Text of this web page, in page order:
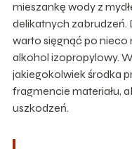
mieszankę wody z
delikatnych zabrudzeń.
warto sięgnąć po nieco
alkohol izopropylowy.
jakiegokolwiek środka
fragmencie materiału,
uszkodzeń.